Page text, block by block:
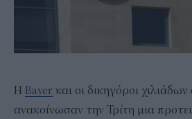
Η Bayer και οι δικηγόροι
ανακοίνωσαν την Τρίτη μια